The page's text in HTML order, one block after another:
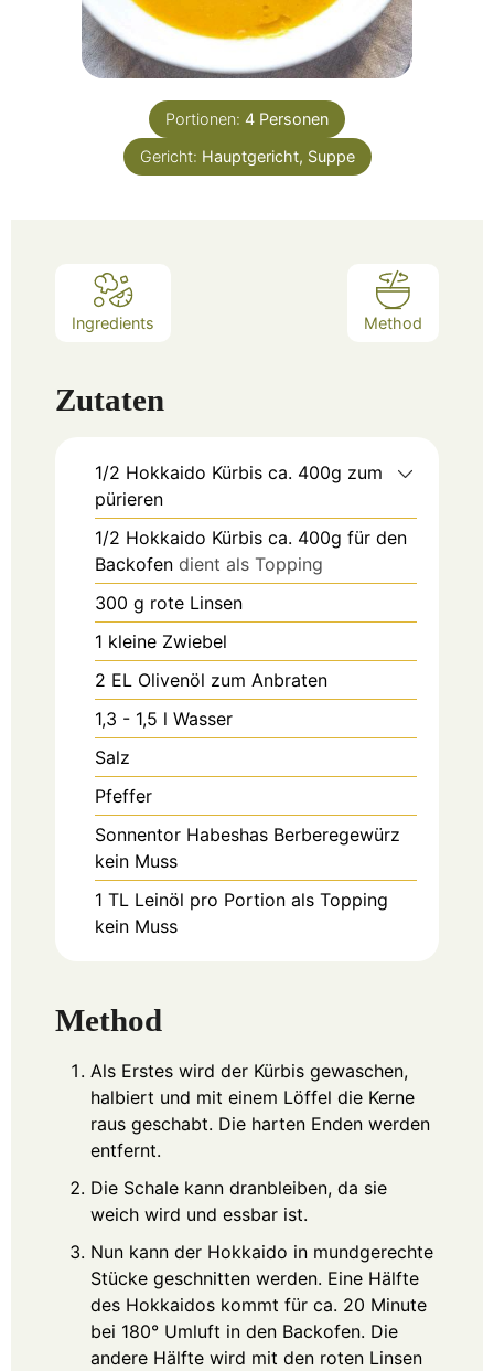
Portionen: 4 Personen
Gericht: Hauptgericht, Suppe
Ingredients Method
Zutaten
1/2 Hokkaido Kürbis ca. 400g zum
pürieren
1/2 Hokkaido Kürbis ca. 400g für den
Backofen dient als Topping
300 g rote Linsen
1 kleine Zwiebel
2 EL Olivenöl zum Anbraten
1,3 - 1,5 l Wasser
Salz
Pfeffer
Sonnentor Habeshas Berberegewürz
kein Muss
1 TL Leinöl pro Portion als Topping
kein Muss
Method
Als Erstes wird der Kürbis gewaschen,
halbiert und mit einem Löffel die Kerne
raus geschabt. Die harten Enden werden
entfernt.
Die Schale kann dranbleiben, da sie
weich wird und essbar ist.
Nun kann der Hokkaido in mundgerechte
Stücke geschnitten werden. Eine Hälfte
des Hokkaidos kommt für ca. 20 Minute
bei 180° Umluft in den Backofen. Die
andere Hälfte wird mit den roten Linsen